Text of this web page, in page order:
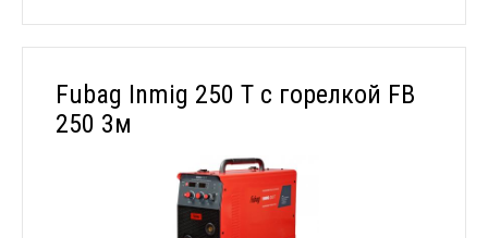
Fubag Inmig 250 T с горелкой FB
250 3м